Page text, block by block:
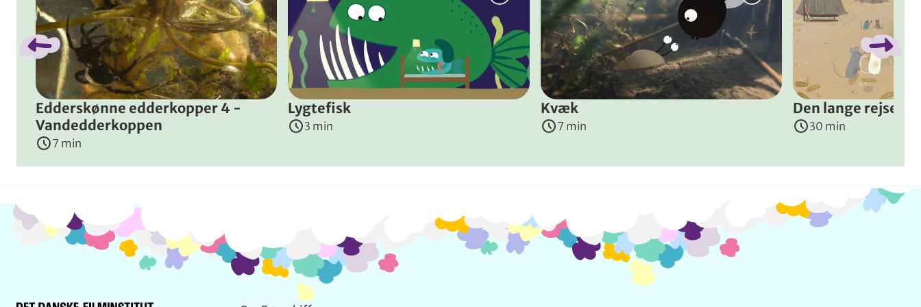
Edderskønne edderkopper 4 -
Vandedderkoppen
7 min
Lygtefisk
3 min
Kvæk
7 min
Den lange rejse
30 min
Info og kontakt